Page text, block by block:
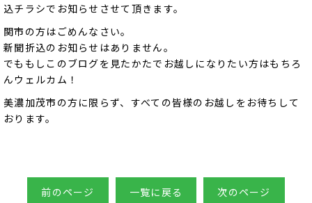
込チラシでお知らせさせて頂きます。
関市の方はごめんなさい。
新聞折込のお知らせはありません。
でももしこのブログを見たかたでお越しになりたい方はもちろ
んウェルカム！
美濃加茂市の方に限らず、すべての皆様のお越しをお待ちして
おります。
前のページ 一覧に戻る 次のページ